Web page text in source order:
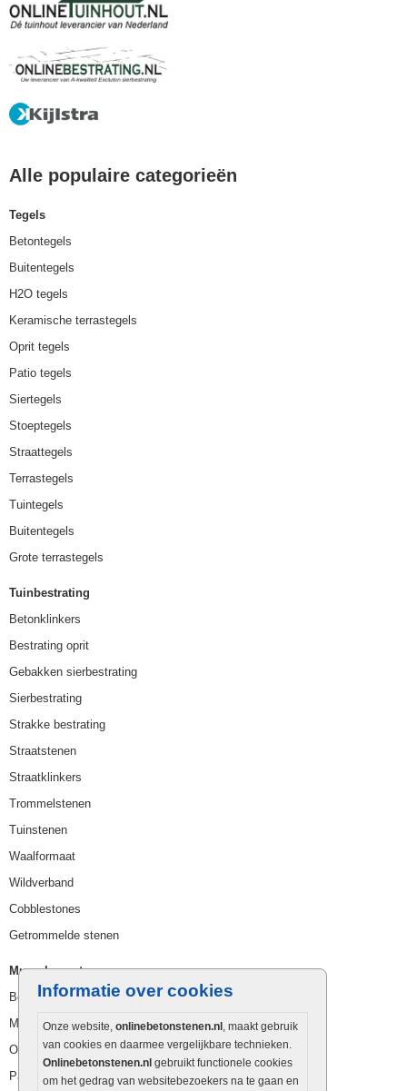
Informatie over cookies
Onze website, onlinebetonstenen.nl, maakt gebruik
van cookies en daarmee vergelijkbare technieken.
Onlinebetonstenen.nl gebruikt functionele cookies
om het gedrag van websitebezoekers na te gaan en
Alle populaire categorieën
Tegels
Betontegels
Buitentegels
H2O tegels
Keramische terrastegels
Oprit tegels
Patio tegels
Siertegels
Stoeptegels
Straattegels
Terrastegels
Tuintegels
Buitentegels
Grote terrastegels
Tuinbestrating
Betonklinkers
Bestrating oprit
Gebakken sierbestrating
Sierbestrating
Strakke bestrating
Straatstenen
Straatklinkers
Trommelstenen
Tuinstenen
Waalformaat
Wildverband
Cobblestones
Getrommelde stenen
Muurelementen
Betonbielzen
Muurstenen
Opsluitbanden
Palissaden